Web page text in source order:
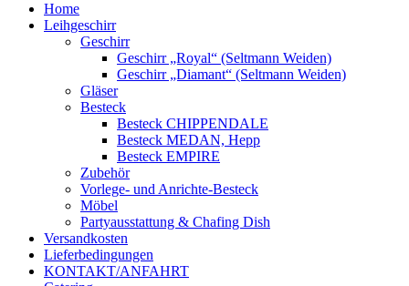
Home
Leihgeschirr
Geschirr
Geschirr „Royal“ (Seltmann Weiden)
Geschirr „Diamant“ (Seltmann Weiden)
Gläser
Besteck
Besteck CHIPPENDALE
Besteck MEDAN, Hepp
Besteck EMPIRE
Zubehör
Vorlege- und Anrichte-Besteck
Möbel
Partyausstattung & Chafing Dish
Versandkosten
Lieferbedingungen
KONTAKT/ANFAHRT